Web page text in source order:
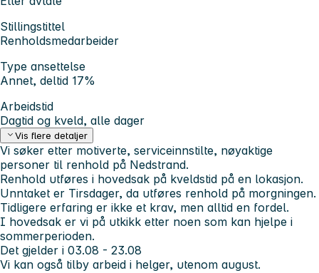
Stillingstittel
Renholdsmedarbeider
Type ansettelse
Annet, deltid 17%
Arbeidstid
Dagtid og kveld, alle dager
Vis flere detaljer
Vi søker etter motiverte, serviceinnstilte, nøyaktige
personer til renhold på Nedstrand.
Renhold utføres i hovedsak på kveldstid på en lokasjon.
Unntaket er Tirsdager, da utføres renhold på morgningen.
Tidligere erfaring er ikke et krav, men alltid en fordel.
I hovedsak er vi på utkikk etter noen som kan hjelpe i
sommerperioden.
Det gjelder i 03.08 - 23.08
Vi kan også tilby arbeid i helger, utenom august.